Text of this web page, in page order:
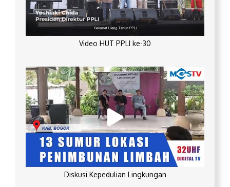
Video HUT PPLI ke-30
Diskusi Kepedulian Lingkungan